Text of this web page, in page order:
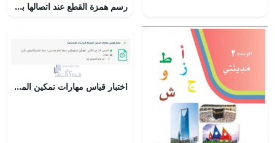
رسم همزة القطع عند اتصالها بهمزة الاستفهام, (لغة عربية) الثامن
اختبار قياس مهارات تمكين المعرفة، الدرس الثاني: هويتي مسؤوليتي, (اجتماعيات) التاسع العام